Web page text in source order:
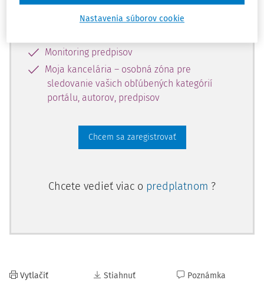
vybranému obsahu:
Monitoring predpisov
Moja kancelária – osobná zóna pre
sledovanie vašich obľúbených kategórií
portálu, autorov, predpisov
Chcem sa zaregistrovať
Chcete vedieť viac o predplatnom ?
Vytlačiť Stiahnuť Poznámka
Nastavenia súborov cookie